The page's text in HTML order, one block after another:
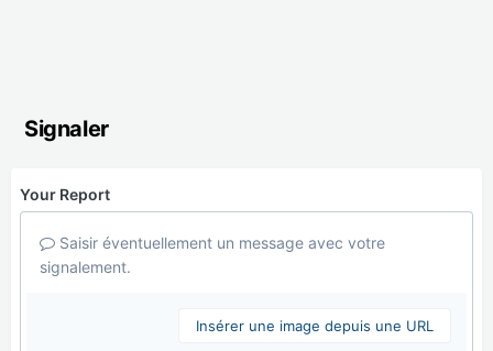
Signaler
Your Report
Saisir éventuellement un message avec votre
signalement.
Insérer une image depuis une URL